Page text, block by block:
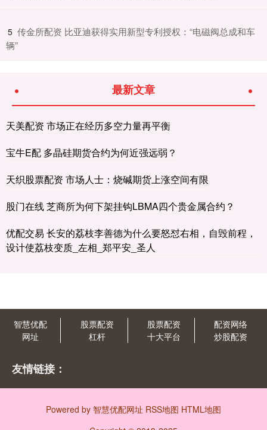
5 ​传金所配资 比亚迪获得实用新型专利授权：“电磁阀总成和车
辆”
最新文章
天美配资 市场正在经历多空力量再平衡
宝牛E配 多晶硅期货合约为何近强远弱？
天织股票配资 市场人士：烧碱期货上涨空间有限
股门在线 芝商所为何下架挂钩LBMA四个贵金属合约？
优配交易 长安的荔枝李善德为什么要怒怼右相，自毁前程，
设计使荔枝变质_左相_郑平安_圣人
智慧优配
网址
股票配资
杠杆
股票配资
十大平台
配资网络
炒股配资
友情链接：
Powered by 智慧优配网址 RSS地图 HTML地图